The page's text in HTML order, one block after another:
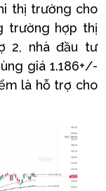
thị trường cho
trường hợp thị
2, nhà đầu tư
giá 1.186+/-
là hỗ trợ cho